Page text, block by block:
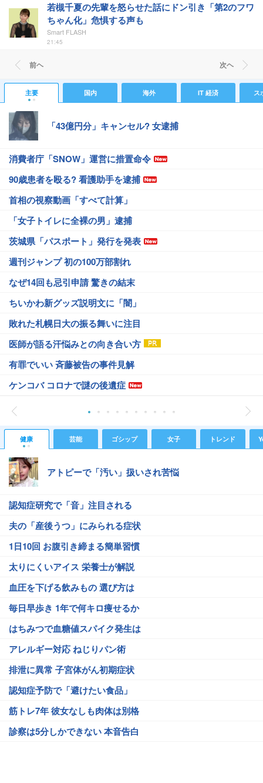
若槻千夏の先輩を怒らせた話にドン引き「第2のフワ
ちゃん化」危惧する声も
Smart FLASH
21:45
前ヘ 次ヘ
主要 国内 海外 IT 経済 ス
「43億円分」キャンセル? 女逮捕
消費者庁「SNOW」運営に措置命令
90歳患者を殴る? 看護助手を逮捕
首相の視察動画「すべて計算」
「女子トイレに全裸の男」逮捕
茨城県「パスポート」発行を発表
週刊ジャンプ 初の100万部割れ
なぜ14回も忌引申請 驚きの結末
ちいかわ新グッズ説明文に「闇」
敗れた札幌日大の振る舞いに注目
医師が語る汗悩みとの向き合い方
有罪でいい 斉藤被告の事件見解
ケンコバ コロナで謎の後遺症
健康 芸能 ゴシップ 女子 トレンド
アトピーで「汚い」扱いされ苦悩
認知症研究で「音」注目される
夫の「産後うつ」にみられる症状
1日10回 お腹引き締まる簡単習慣
太りにくいアイス 栄養士が解説
血圧を下げる飲みもの 選び方は
毎日早歩き 1年で何キロ痩せるか
はちみつで血糖値スパイク発生は
アレルギー対応 ねじりパン術
排泄に異常 子宮体がん初期症状
認知症予防で「避けたい食品」
筋トレ7年 彼女なしも肉体は別格
診察は5分しかできない 本音告白